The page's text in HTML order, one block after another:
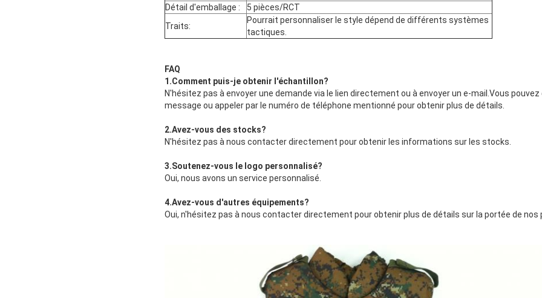
Détail d'emballage :
5 pièces/RCT
Traits:
Pourrait personnaliser le style dépend de différents systèmes
tactiques.
FAQ
1.Comment puis-je obtenir l'échantillon?
N'hésitez pas à envoyer une demande via le lien directement ou à envoyer un e-mail.Vous
message ou appeler par le numéro de téléphone mentionné pour obtenir plus de détails.
2.Avez-vous des stocks?
N'hésitez pas à nous contacter directement pour obtenir les informations sur les stocks.
3.Soutenez-vous le logo personnalisé?
Oui, nous avons un service personnalisé.
4.Avez-vous d'autres équipements?
Oui, n'hésitez pas à nous contacter directement pour obtenir plus de détails sur la portée de nos